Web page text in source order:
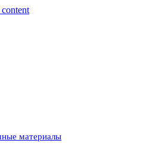
материалы